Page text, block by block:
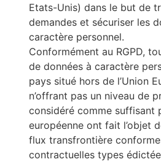
Etats-Unis) dans le but de
demandes et sécuriser les
caractère personnel.
Conformément au RGPD,
de données à caractère
pays situé hors de l’Union
n’offrant pas un niveau de
considéré comme suffisant
européenne ont fait l’objet
flux transfrontière
contractuelles types